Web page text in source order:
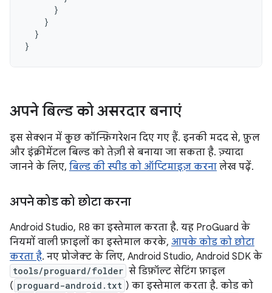
}
}
}
}
अपने बिल्ड को असरदार बनाएं
इस सेक्शन में कुछ कॉन्फ़िगरेशन दिए गए हैं. इनकी मदद से, फ़ुल
और इंक्रीमेंटल बिल्ड को तेज़ी से बनाया जा सकता है. ज़्यादा
जानने के लिए, बिल्ड की स्पीड को ऑप्टिमाइज़ करना लेख पढ़ें.
अपने कोड को छोटा करना
Android Studio, R8 का इस्तेमाल करता है. यह ProGuard के
नियमों वाली फ़ाइलों का इस्तेमाल करके, आपके कोड को छोटा
करता है. नए प्रोजेक्ट के लिए, Android Studio, Android SDK के
tools/proguard/folder से डिफ़ॉल्ट सेटिंग फ़ाइल
( proguard-android.txt ) का इस्तेमाल करता है. कोड को